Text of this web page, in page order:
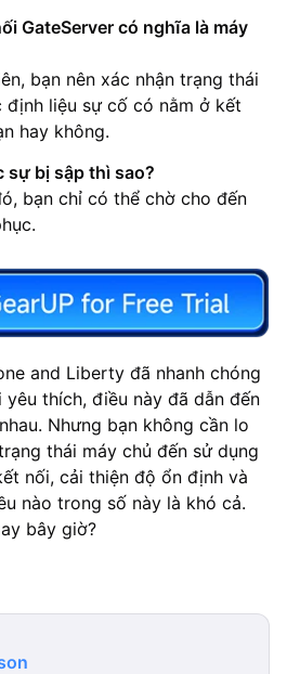
GateServer có nghĩa là máy
bạn nên xác nhận trạng thái
liệu sự cố có nằm ở kết
hay không.
sự bị sập thì sao?
bạn chỉ có thể chờ cho đến
and Liberty đã nhanh chóng
thích, điều này đã dẫn đến
Nhưng bạn không cần lo
thái máy chủ đến sử dụng
nối, cải thiện độ ổn định và
nào trong số này là khó cả.
bây giờ?